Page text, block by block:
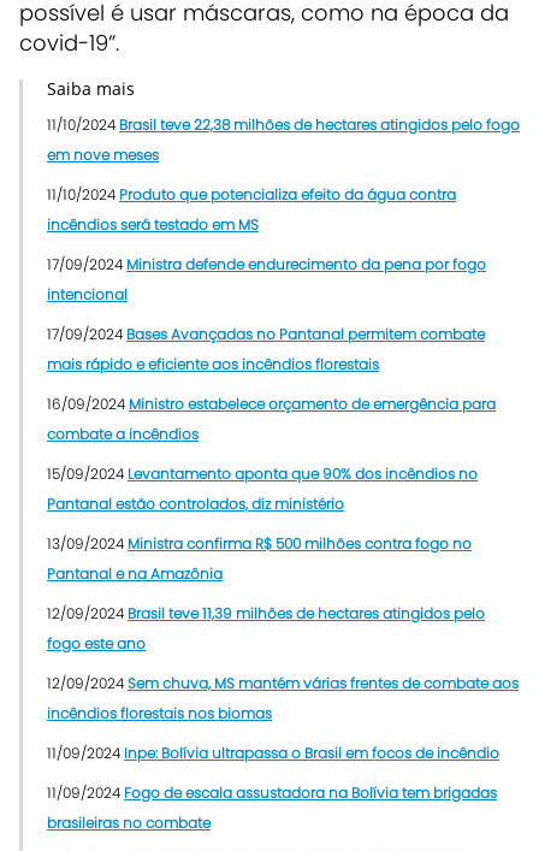
possível é usar máscaras, como na época da
covid-19”.
Saiba mais
11/10/2024 Brasil teve 22,38 milhões de hectares atingidos pelo fogo
em nove meses
11/10/2024 Produto que potencializa efeito da água contra
incêndios será testado em MS
17/09/2024 Ministra defende endurecimento da pena por fogo
intencional
17/09/2024 Bases Avançadas no Pantanal permitem combate
mais rápido e eficiente aos incêndios florestais
16/09/2024 Ministro estabelece orçamento de emergência para
combate a incêndios
15/09/2024 Levantamento aponta que 90% dos incêndios no
Pantanal estão controlados, diz ministério
13/09/2024 Ministra confirma R$ 500 milhões contra fogo no
Pantanal e na Amazônia
12/09/2024 Brasil teve 11,39 milhões de hectares atingidos pelo
fogo este ano
12/09/2024Sem chuva, MS mantém várias frentes de combate aos
incêndios florestais nos biomas
11/09/2024 Inpe: Bolívia ultrapassa o Brasil em focos de incêndio
11/09/2024 Fogo de escala assustadora na Bolívia tem brigadas
brasileiras no combate